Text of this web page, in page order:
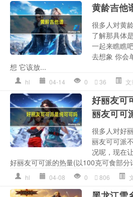
黄龄吉他
很多人对黄
了解那具体
一起来瞧瞧
去想象 你会
想 它该放...
hl 04-14 0 36
好丽友可
丽友可可
很多人对好
丽友可可派
况呢，现在
好丽友可可派的热量(以100克可食部分
hl 04-08 0 806